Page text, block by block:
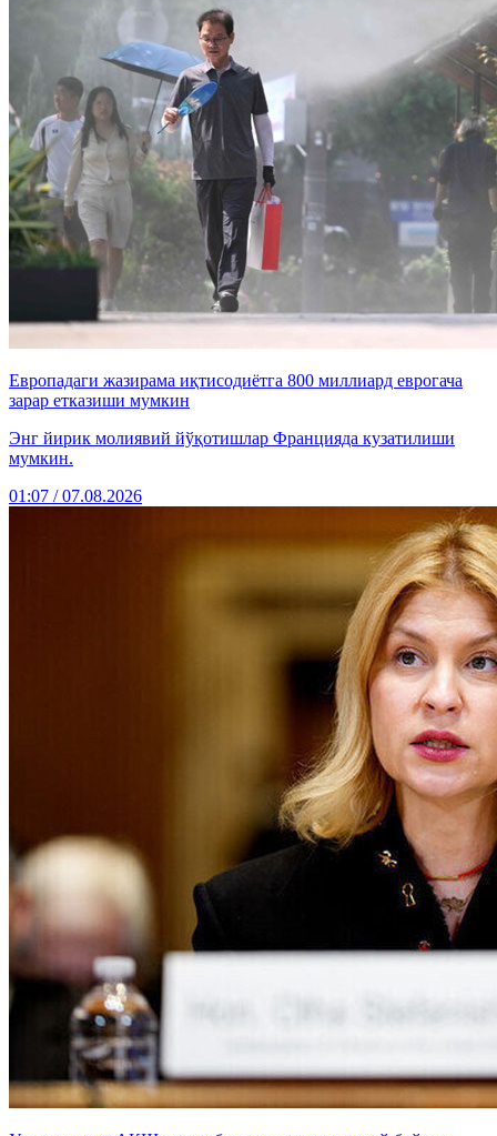
Европадаги жазирама иқтисодиётга 800 миллиард еврогача
зарар етказиши мумкин
Энг йирик молиявий йўқотишлар Францияда кузатилиши
мумкин.
01:07 / 07.08.2026